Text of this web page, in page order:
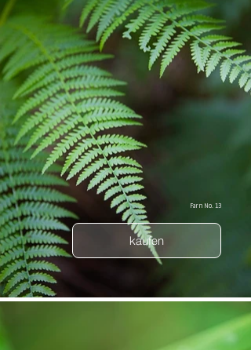
Farn No. 13
kaufen